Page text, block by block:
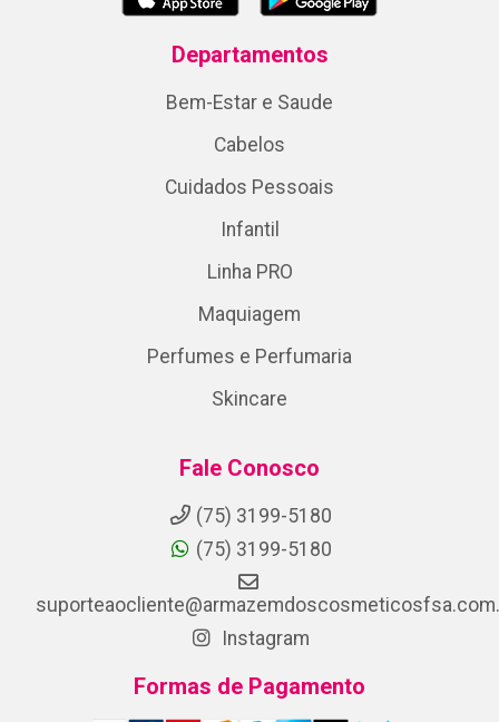
Departamentos
Bem-Estar e Saude
Cabelos
Cuidados Pessoais
Infantil
Linha PRO
Maquiagem
Perfumes e Perfumaria
Skincare
Fale Conosco
(75) 3199-5180
(75) 3199-5180
Instagram
Formas de Pagamento